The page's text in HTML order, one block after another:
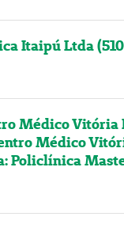
Itaipú Ltda
Médico Vitória
Médico
Policlínica